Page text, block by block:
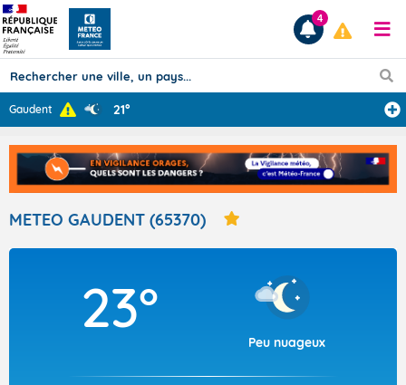
Prévisions
TOUS LES RÉSULTATS
Articles
4
Gaudent 21°
METEO GAUDENT (65370)
23°
Peu nuageux